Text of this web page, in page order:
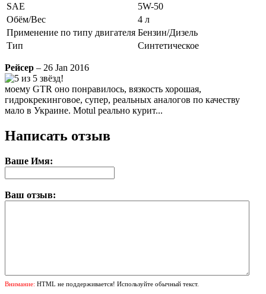
SAE
5W-50
Обём/Вес
4 л
Применение по типу двигателя Бензин/Дизель
Тип
Синтетическое
Рейсер – 26 Jan 2016
моему GTR оно понравилось, вязкость хорошая,
гидрокрекинговое, супер, реальных аналогов по качеству
мало в Украине. Motul реально курит...
Написать отзыв
Ваше Имя:
Ваш отзыв:
Внимание: HTML не поддерживается! Используйте обычный текст.